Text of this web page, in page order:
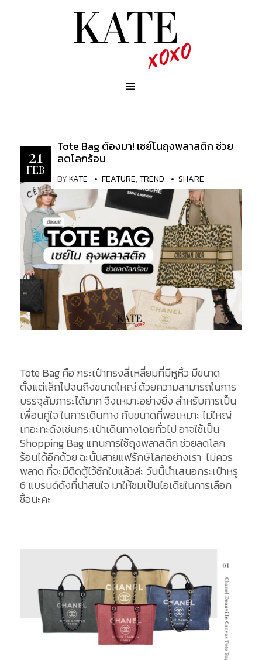
21
FEB
Tote Bag ต้องมา! เซย์โนถุงพลาสติก ช่วย
ลดโลกร้อน
BYKATE FEATURE,TREND SHARE
Tote Bag คือ กระเป๋าทรงสี่เหลี่ยมที่มีหูหิ้ว มีขนาด
ตั้งแต่เล็กไปจนถึงขนาดใหญ่ ด้วยความสามารถในการ
บรรจุสัมภาระได้มาก จึงเหมาะอย่างยิ่ง สำหรับการเป็น
เพื่อนคู่ใจ ในการเดินทาง กับขนาดที่พอเหมาะ ไม่ใหญ่
เทอะทะดังเช่นกระเป๋าเดินทางโดยทั่วไป อาจใช้เป็น
Shopping Bag แทนการใช้ถุงพลาสติก ช่วยลดโลก
ร้อนได้อีกด้วย ฉะนั้นสายแฟรักษ์โลกอย่างเรา ไม่ควร
พลาด ที่จะมีติดตู้ไว้ซักใบแล้วล่ะ วันนี้นำเสนอกระเป๋าหรู
6 แบรนด์ดังที่น่าสนใจ มาให้ชมเป็นไอเดียในการเลือก
ซื้อนะคะ